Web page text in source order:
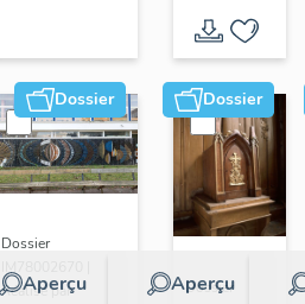
Dossier
Aperçu
Dossier
IM78002670 |
Réalisé par
Dossier
Aperçu
Dossier